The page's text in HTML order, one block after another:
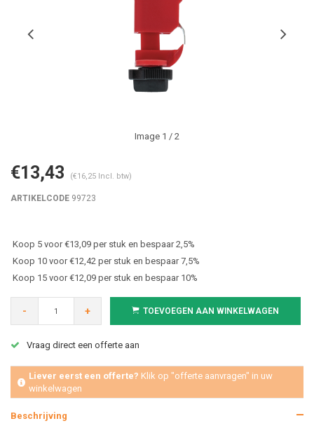
Image 1 / 2
€13,43 (€16,25 Incl. btw)
ARTIKELCODE 99723
Koop 5 voor €13,09 per stuk en bespaar 2,5%
Koop 10 voor €12,42 per stuk en bespaar 7,5%
Koop 15 voor €12,09 per stuk en bespaar 10%
- + TOEVOEGEN AAN WINKELWAGEN
Vraag direct een offerte aan
Liever eerst een offerte? Klik op "offerte aanvragen" in uw
winkelwagen
Beschrijving